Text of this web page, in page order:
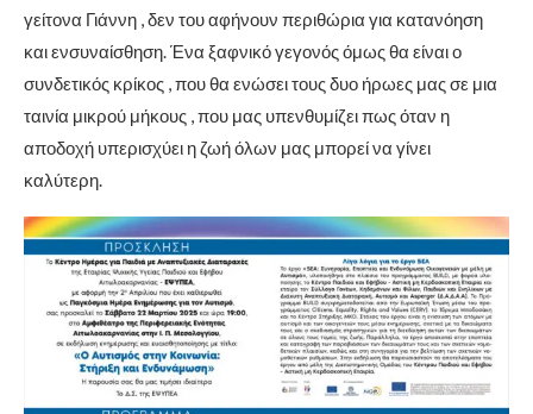
γείτονα Γιάννη , δεν του αφήνουν περιθώρια για κατανόηση
και ενσυναίσθηση. Ένα ξαφνικό γεγονός όμως θα είναι ο
συνδετικός κρίκος , που θα ενώσει τους δυο ήρωες μας σε μια
ταινία μικρού μήκους , που μας υπενθυμίζει πως όταν η
αποδοχή υπερισχύει η ζωή όλων μας μπορεί να γίνει
καλύτερη.